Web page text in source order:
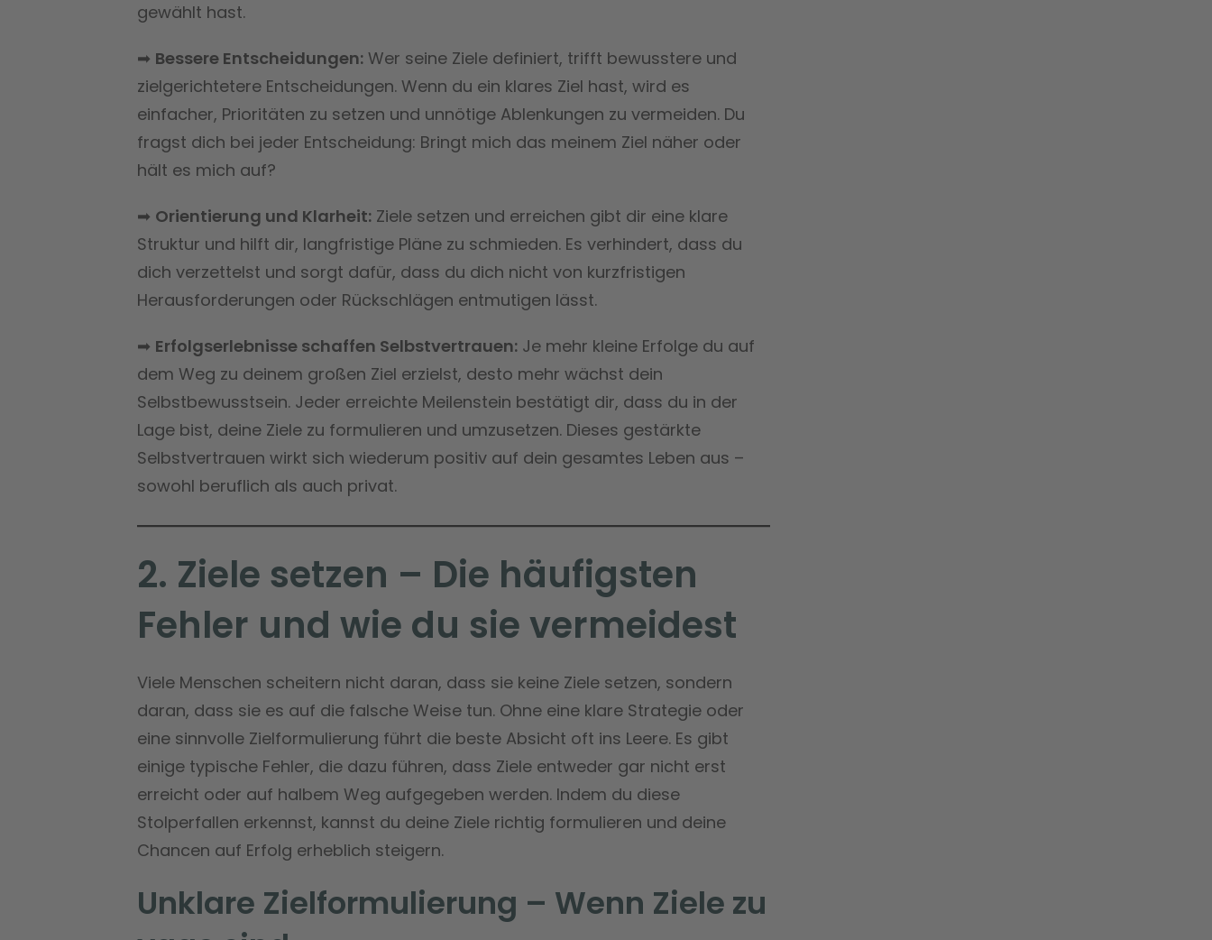
gewählt hast.
➡ Bessere Entscheidungen: Wer seine Ziele definiert, trifft bewusstere und
zielgerichtetere Entscheidungen. Wenn du ein klares Ziel hast, wird es
einfacher, Prioritäten zu setzen und unnötige Ablenkungen zu vermeiden. Du
fragst dich bei jeder Entscheidung: Bringt mich das meinem Ziel näher oder
hält es mich auf?
➡ Orientierung und Klarheit: Ziele setzen und erreichen gibt dir eine klare
Struktur und hilft dir, langfristige Pläne zu schmieden. Es verhindert, dass du
dich verzettelst und sorgt dafür, dass du dich nicht von kurzfristigen
Herausforderungen oder Rückschlägen entmutigen lässt.
➡ Erfolgserlebnisse schaffen Selbstvertrauen: Je mehr kleine Erfolge du auf
dem Weg zu deinem großen Ziel erzielst, desto mehr wächst dein
Selbstbewusstsein. Jeder erreichte Meilenstein bestätigt dir, dass du in der
Lage bist, deine Ziele zu formulieren und umzusetzen. Dieses gestärkte
Selbstvertrauen wirkt sich wiederum positiv auf dein gesamtes Leben aus –
sowohl beruflich als auch privat.
2. Ziele setzen – Die häufigsten
Fehler und wie du sie vermeidest
Viele Menschen scheitern nicht daran, dass sie keine Ziele setzen, sondern
daran, dass sie es auf die falsche Weise tun. Ohne eine klare Strategie oder
eine sinnvolle Zielformulierung führt die beste Absicht oft ins Leere. Es gibt
einige typische Fehler, die dazu führen, dass Ziele entweder gar nicht erst
erreicht oder auf halbem Weg aufgegeben werden. Indem du diese
Stolperfallen erkennst, kannst du deine Ziele richtig formulieren und deine
Chancen auf Erfolg erheblich steigern.
Unklare Zielformulierung – Wenn Ziele zu